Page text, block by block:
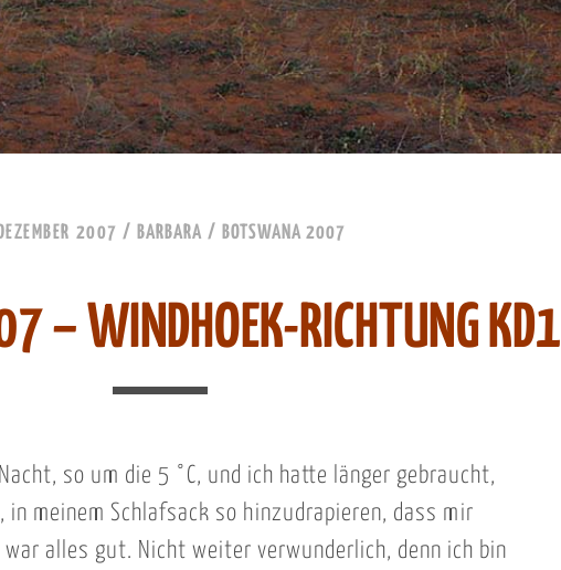
2007 / BARBARA / BOTSWANA 2007
– WINDHOEK-RICHTUNG KD1
so um die 5 °C, und ich hatte länger gebraucht,
in meinem Schlafsack so hinzudrapieren, dass mir
alles gut. Nicht weiter verwunderlich, denn ich bin